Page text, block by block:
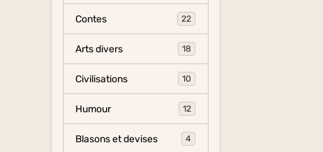
Contes 22
Arts divers 18
Civilisations 10
Humour 12
Blasons et devises 4